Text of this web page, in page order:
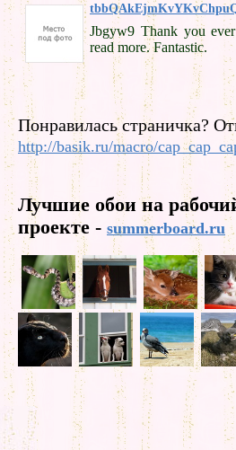
Jbgyw9 Thank you
read more. Fantastic.
Понравилась страничка?
http://basik.ru/macro/
Лучшие обои на
проекте - summerboard.ru